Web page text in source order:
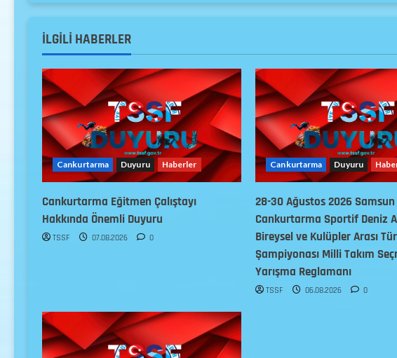
İLGILI HABERLER
Cankurtarma Duyuru Haberler
Cankurtarma Eğitmen Çalıştayı
Hakkında Önemli Duyuru
TSSF 07.08.2026 0
Cankurtarma Duyuru
28-30 Ağustos 2026 Samsun
Cankurtarma Sportif Deniz
Bireysel ve Kulüpler Arası
Şampiyonası Milli Takım
Yarışma Reglamanı
TSSF 06.08.2026 0